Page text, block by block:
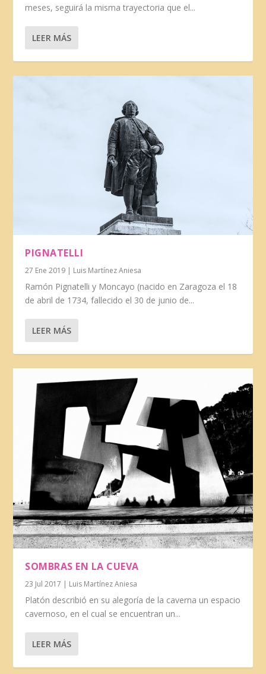
meses, seguirá la misma trayectoria que el...
LEER MÁS
PIGNATELLI
27 Ene 2019 | Luis Martínez Aniesa
Ramón Pignatelli y Moncayo (nacido en Zaragoza el 18
de abril de 1734, fallecido el 30 de junio de...
LEER MÁS
SOMBRAS EN LA CUEVA
23 Jul 2017 | Luis Martínez Aniesa
Platón describió ​en su alegoría de la caverna un espacio
cavernoso, en el cual se encuentran un...
LEER MÁS